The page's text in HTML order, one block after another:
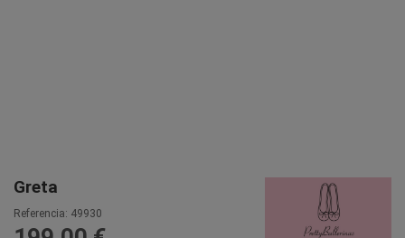
Greta
Referencia: 49930